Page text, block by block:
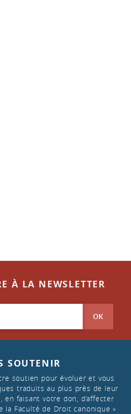
À LA NEWSLETTER
OK
SOUTENIR
soutien pour évoluer et vous
traduits au plus près de leur
en faisant votre don, d’affecter
la Faculté de Droit canonique »